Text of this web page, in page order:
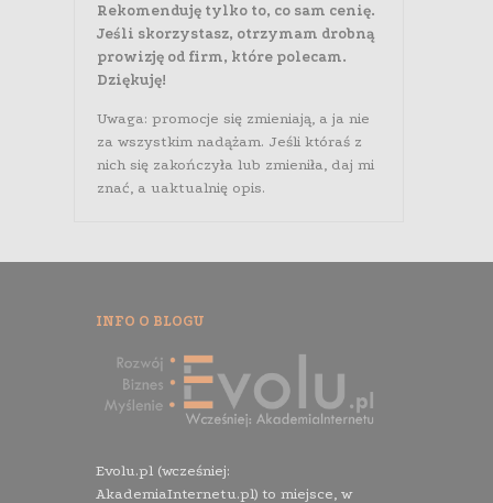
Rekomenduję tylko to, co sam cenię.
Jeśli skorzystasz, otrzymam drobną
prowizję od firm, które polecam.
Dziękuję!
Uwaga: promocje się zmieniają, a ja nie
za wszystkim nadążam. Jeśli któraś z
nich się zakończyła lub zmieniła, daj mi
znać, a uaktualnię opis.
INFO O BLOGU
Evolu.pl (wcześniej:
AkademiaInternetu.pl) to miejsce, w